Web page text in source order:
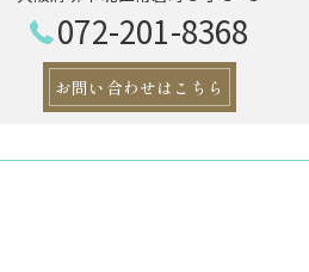
072-201-8368
お問い合わせはこちら